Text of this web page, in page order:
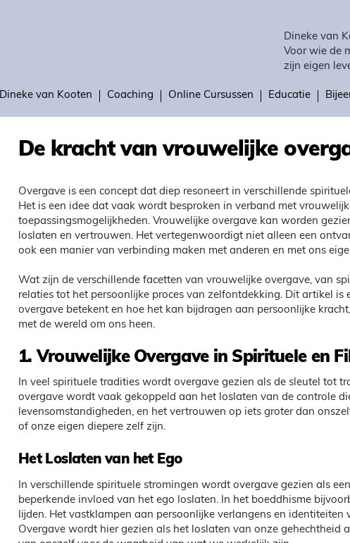
Dineke van
Voor wie de
zijn eigen
Dineke van Kooten Coaching Online Cursussen Educatie
De kracht van vrouwelijke
Overgave is een concept dat diep resoneert in verschillende
Het is een idee dat vaak wordt besproken in verband met
toepassingsmogelijkheden. Vrouwelijke overgave kan worden
loslaten en vertrouwen. Het vertegenwoordigt niet alleen een
ook een manier van verbinding maken met anderen en met ons
Wat zijn de verschillende facetten van vrouwelijke overgave, van
relaties tot het persoonlijke proces van zelfontdekking. Dit artikel
overgave betekent en hoe het kan bijdragen aan persoonlijke
met de wereld om ons heen.
1. Vrouwelijke Overgave in Spirituele en
In veel spirituele tradities wordt overgave gezien als de sleutel tot
overgave wordt vaak gekoppeld aan het loslaten van de controle
levensomstandigheden, en het vertrouwen op iets groter dan
of onze eigen diepere zelf zijn.
Het Loslaten van het Ego
In verschillende spirituele stromingen wordt overgave gezien als
beperkende invloed van het ego loslaten. In het boeddhisme
lijden. Het vastklampen aan persoonlijke verlangens en
Overgave wordt hier gezien als het loslaten van onze gehechtheid